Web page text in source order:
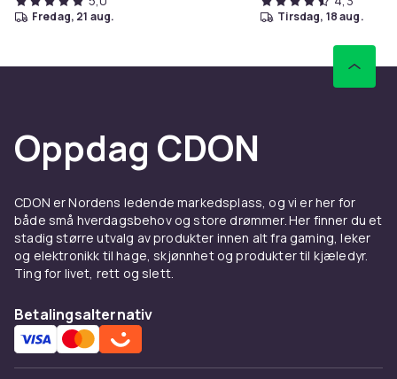
fredag, 21 aug. tirsdag, 18 aug.
Oppdag CDON
CDON er Nordens ledende markedsplass, og vi er her for
både små hverdagsbehov og store drømmer. Her finner du et
stadig større utvalg av produkter innen alt fra gaming, leker
og elektronikk til hage, skjønnhet og produkter til kjæledyr.
Ting for livet, rett og slett.
Betalingsalternativ